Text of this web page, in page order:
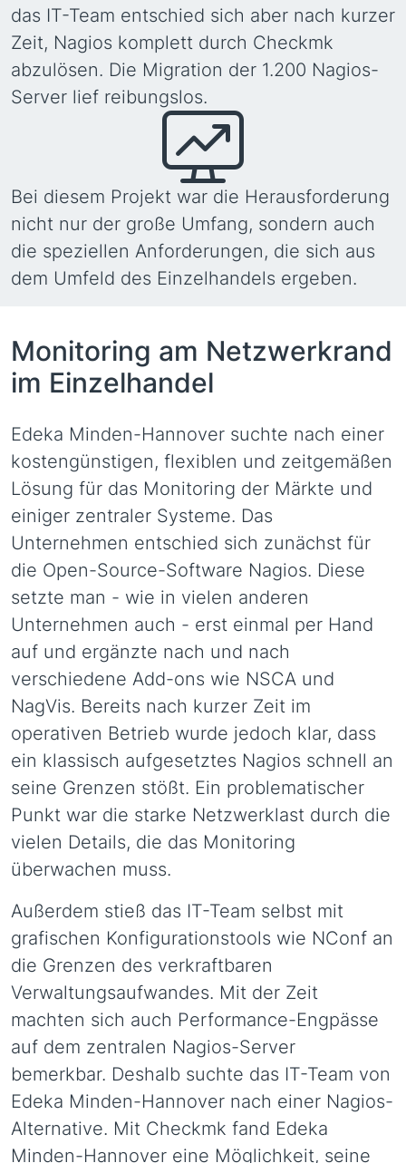
das IT-Team entschied sich aber nach kurzer
Zeit, Nagios komplett durch Checkmk
abzulösen. Die Migration der 1.200 Nagios-
Server lief reibungslos.
Bei diesem Projekt war die Herausforderung
nicht nur der große Umfang, sondern auch
die speziellen Anforderungen, die sich aus
dem Umfeld des Einzelhandels ergeben.
Monitoring am Netzwerkrand
im Einzelhandel
Edeka Minden-Hannover suchte nach einer
kostengünstigen, flexiblen und zeitgemäßen
Lösung für das Monitoring der Märkte und
einiger zentraler Systeme. Das
Unternehmen entschied sich zunächst für
die Open-Source-Software Nagios. Diese
setzte man - wie in vielen anderen
Unternehmen auch - erst einmal per Hand
auf und ergänzte nach und nach
verschiedene Add-ons wie NSCA und
NagVis. Bereits nach kurzer Zeit im
operativen Betrieb wurde jedoch klar, dass
ein klassisch aufgesetztes Nagios schnell an
seine Grenzen stößt. Ein problematischer
Punkt war die starke Netzwerklast durch die
vielen Details, die das Monitoring
überwachen muss.
Außerdem stieß das IT-Team selbst mit
grafischen Konfigurationstools wie NConf an
die Grenzen des verkraftbaren
Verwaltungsaufwandes. Mit der Zeit
machten sich auch Performance-Engpässe
auf dem zentralen Nagios-Server
bemerkbar. Deshalb suchte das IT-Team von
Edeka Minden-Hannover nach einer Nagios-
Alternative. Mit Checkmk fand Edeka
Minden-Hannover eine Möglichkeit, seine